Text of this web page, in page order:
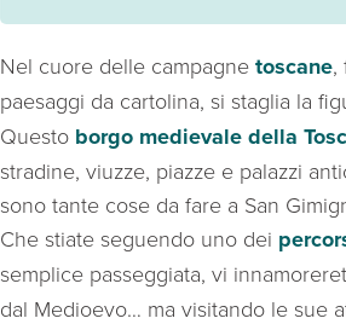
Nel cuore delle campagne toscane,
paesaggi da cartolina, si staglia la
Questo borgo medievale della
stradine, viuzze, piazze e palazzi
sono tante cose da fare a San
Che stiate seguendo uno dei
semplice passeggiata, vi
dal Medioevo… ma visitando le sue